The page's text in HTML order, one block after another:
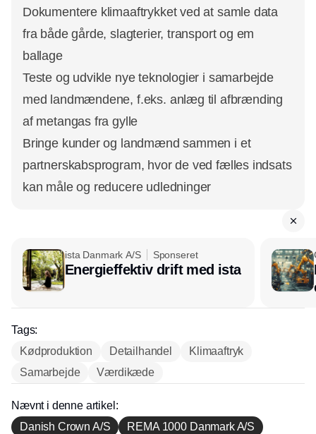
Dokumentere klimaaftrykket ved at samle data
fra både gårde, slagterier, transport og em
ballage
Teste og udvikle nye teknologier i samarbejde
med landmændene, f.eks. anlæg til afbrænding
af metangas fra gylle
Bringe kunder og landmænd sammen i et
partnerskabsprogram, hvor de ved fælles indsats
kan måle og reducere udledninger
ista Danmark A/S Sponseret
Energieffektiv drift med ista
Tags:
Kødproduktion
Detailhandel
Klimaaftryk
Samarbejde
Værdikæde
Nævnt i denne artikel:
Danish Crown A/S
REMA 1000 Danmark A/S